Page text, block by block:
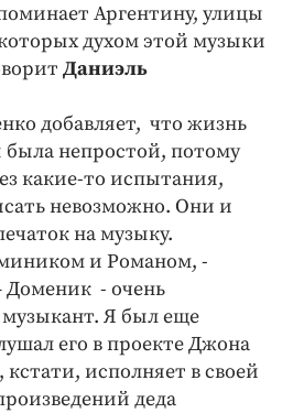
Аргентину, улицы
духом этой музыки
Даниэль
добавляет, что жизнь
непростой, потому
какие-то испытания,
невозможно. Они и
на музыку.
и Романом, -
Доменик - очень
Я был еще
его в проекте Джона
исполняет в своей
деда